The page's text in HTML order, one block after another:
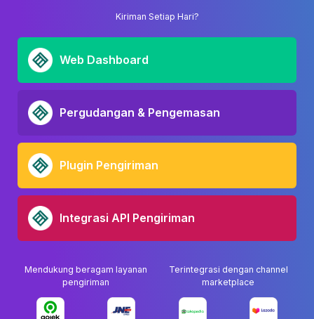
Kiriman Setiap Hari?
Web Dashboard
Pergudangan & Pengemasan
Plugin Pengiriman
Integrasi API Pengiriman
Mendukung beragam layanan
pengiriman
Terintegrasi dengan channel
marketplace